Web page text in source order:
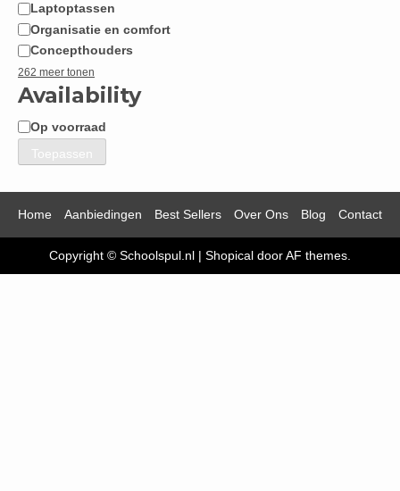
Laptoptassen
Organisatie en comfort
Concepthouders
262 meer tonen
Availability
Beschikbaarheid
Op voorraad
Toepassen
Home Aanbiedingen Best Sellers Over Ons Blog Contact
Copyright © Schoolspul.nl | Shopical door AF themes.